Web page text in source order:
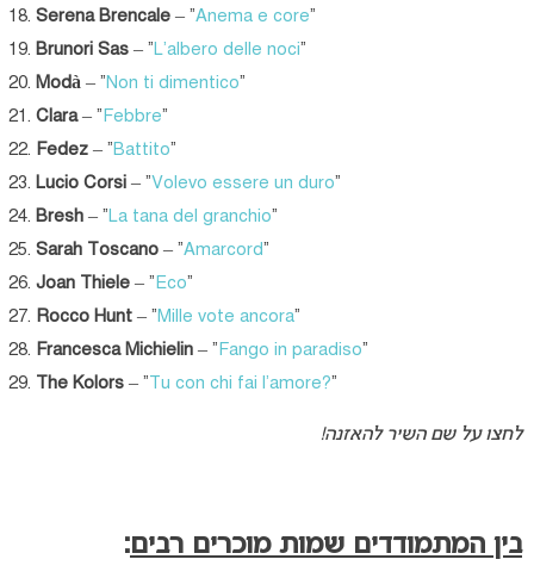
Serena Brencale – “Anema e core“
Brunori Sas – “L’albero delle noci“
Modà – “Non ti dimentico“
Clara– “ Febbre“
Fedez – “Battito“
Lucio Corsi – “Volevo essere un duro“
Bresh – “La tana del granchio“
Sarah Toscano – “Amarcord“
Joan Thiele – “ Eco“
Rocco Hunt – “Mille vote ancora“
Francesca Michielin – “ Fango in paradiso“
The Kolors – “ Tu con chi fai l’amore?“
לחצו על שם השיר להאזנה!
בין המתמודדים שמות מוכרים רבים: